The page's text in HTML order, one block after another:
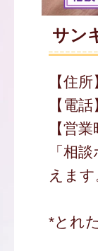
サン
【住
【電
【営
「相
えます
*とれ